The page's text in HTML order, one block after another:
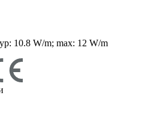
10.8 W/m; max: 12 W/m